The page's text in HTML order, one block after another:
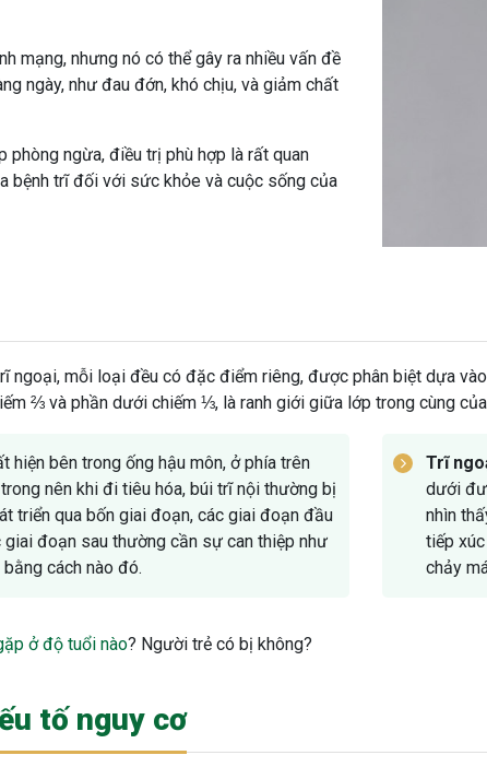
mạng, nhưng nó có thể gây ra nhiều vấn đề
ngày, như đau đớn, khó chịu, và giảm chất
phòng ngừa, điều trị phù hợp là rất quan
bệnh trĩ đối với sức khỏe và cuộc sống của
ngoại, mỗi loại đều có đặc điểm riêng, được phân biệt dựa
⅔ và phần dưới chiếm ⅓, là ranh giới giữa lớp trong cùng
hiện bên trong ống hậu môn, ở phía trên
nên khi đi tiêu hóa, búi trĩ nội thường bị
triển qua bốn giai đoạn, các giai đoạn đầu
đoạn sau thường cần sự can thiệp như
cách nào đó.
Trĩ
dưới
nhìn
tiếp
chảy
ở độ tuổi nào? Người trẻ có bị không?
tố nguy cơ